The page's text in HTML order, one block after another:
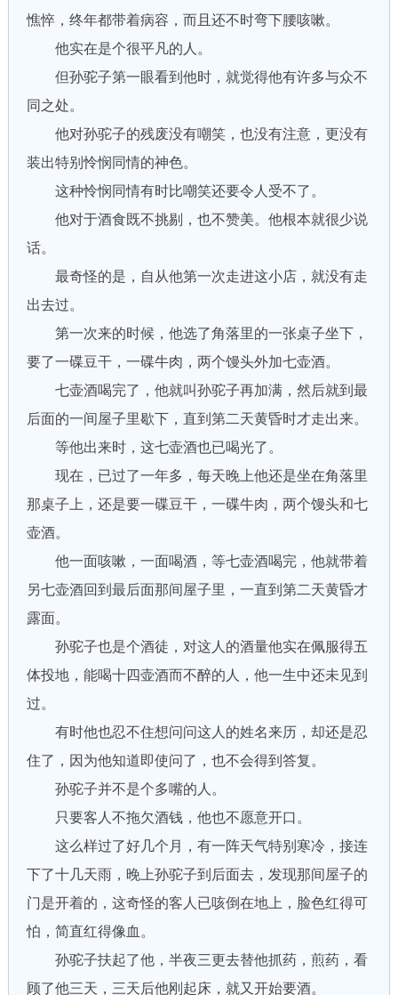
憔悴，终年都带着病容，而且还不时弯下腰咳嗽。
他实在是个很平凡的人。
但孙驼子第一眼看到他时，就觉得他有许多与众不
同之处。
他对孙驼子的残废没有嘲笑，也没有注意，更没有
装出特别怜悯同情的神色。
这种怜悯同情有时比嘲笑还要令人受不了。
他对于酒食既不挑剔，也不赞美。他根本就很少说
话。
最奇怪的是，自从他第一次走进这小店，就没有走
出去过。
第一次来的时候，他选了角落里的一张桌子坐下，
要了一碟豆干，一碟牛肉，两个馒头外加七壶酒。
七壶酒喝完了，他就叫孙驼子再加满，然后就到最
后面的一间屋子里歇下，直到第二天黄昏时才走出来。
等他出来时，这七壶酒也已喝光了。
现在，已过了一年多，每天晚上他还是坐在角落里
那桌子上，还是要一碟豆干，一碟牛肉，两个馒头和七
壶酒。
他一面咳嗽，一面喝酒，等七壶酒喝完，他就带着
另七壶酒回到最后面那间屋子里，一直到第二天黄昏才
露面。
孙驼子也是个酒徒，对这人的酒量他实在佩服得五
体投地，能喝十四壶酒而不醉的人，他一生中还未见到
过。
有时他也忍不住想问问这人的姓名来历，却还是忍
住了，因为他知道即使问了，也不会得到答复。
孙驼子并不是个多嘴的人。
只要客人不拖欠酒钱，他也不愿意开口。
这么样过了好几个月，有一阵天气特别寒冷，接连
下了十几天雨，晚上孙驼子到后面去，发现那间屋子的
门是开着的，这奇怪的客人已咳倒在地上，脸色红得可
怕，简直红得像血。
孙驼子扶起了他，半夜三更去替他抓药，煎药，看
顾了他三天，三天后他刚起床，就又开始要酒。